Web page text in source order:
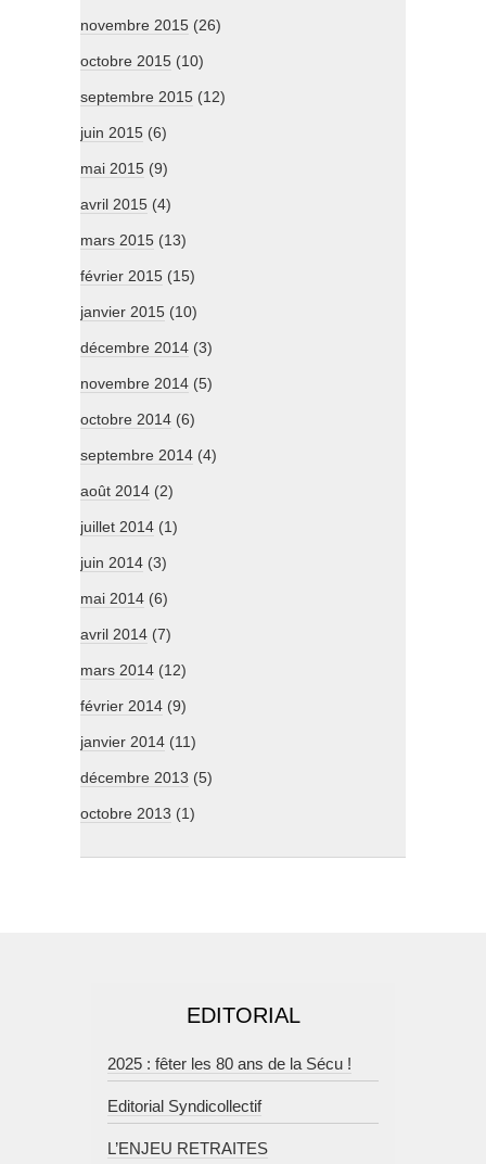
novembre 2015 (26)
octobre 2015 (10)
septembre 2015 (12)
juin 2015 (6)
mai 2015 (9)
avril 2015 (4)
mars 2015 (13)
février 2015 (15)
janvier 2015 (10)
décembre 2014 (3)
novembre 2014 (5)
octobre 2014 (6)
septembre 2014 (4)
août 2014 (2)
juillet 2014 (1)
juin 2014 (3)
mai 2014 (6)
avril 2014 (7)
mars 2014 (12)
février 2014 (9)
janvier 2014 (11)
décembre 2013 (5)
octobre 2013 (1)
EDITORIAL
2025 : fêter les 80 ans de la Sécu !
Editorial Syndicollectif
L’ENJEU RETRAITES